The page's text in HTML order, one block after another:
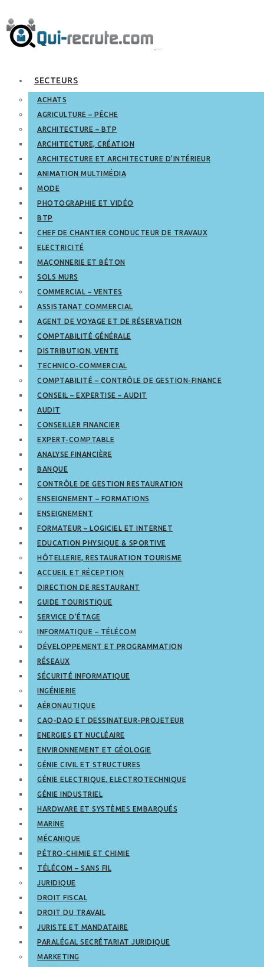
SECTEURS
ACHATS
AGRICULTURE – PÊCHE
ARCHITECTURE – BTP
ARCHITECTURE, CRÉATION
ARCHITECTURE ET ARCHITECTURE D’INTÉRIEUR
ANIMATION MULTIMÉDIA
MODE
PHOTOGRAPHIE ET VIDÉO
BTP
CHEF DE CHANTIER CONDUCTEUR DE TRAVAUX
ELECTRICITÉ
MAÇONNERIE ET BÉTON
SOLS MURS
COMMERCIAL – VENTES
ASSISTANAT COMMERCIAL
AGENT DE VOYAGE ET DE RÉSERVATION
COMPTABILITÉ GÉNÉRALE
DISTRIBUTION, VENTE
TECHNICO-COMMERCIAL
COMPTABILITÉ – CONTRÔLE DE GESTION-FINANCE
CONSEIL – EXPERTISE – AUDIT
AUDIT
CONSEILLER FINANCIER
EXPERT-COMPTABLE
ANALYSE FINANCIÈRE
BANQUE
CONTRÔLE DE GESTION RESTAURATION
ENSEIGNEMENT – FORMATIONS
ENSEIGNEMENT
FORMATEUR – LOGICIEL ET INTERNET
EDUCATION PHYSIQUE & SPORTIVE
HÔTELLERIE, RESTAURATION TOURISME
ACCUEIL ET RÉCEPTION
DIRECTION DE RESTAURANT
GUIDE TOURISTIQUE
SERVICE D’ÉTAGE
INFORMATIQUE – TÉLÉCOM
DÉVELOPPEMENT ET PROGRAMMATION
RÉSEAUX
SÉCURITÉ INFORMATIQUE
INGÉNIERIE
AÉRONAUTIQUE
CAO-DAO ET DESSINATEUR-PROJETEUR
ENERGIES ET NUCLÉAIRE
ENVIRONNEMENT ET GÉOLOGIE
GÉNIE CIVIL ET STRUCTURES
GÉNIE ELECTRIQUE, ELECTROTECHNIQUE
GÉNIE INDUSTRIEL
HARDWARE ET SYSTÈMES EMBARQUÉS
MARINE
MÉCANIQUE
PÉTRO-CHIMIE ET CHIMIE
TÉLÉCOM – SANS FIL
JURIDIQUE
DROIT FISCAL
DROIT DU TRAVAIL
JURISTE ET MANDATAIRE
PARALÉGAL SECRÉTARIAT JURIDIQUE
MARKETING